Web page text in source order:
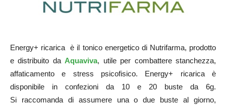
Energy+ ricarica è il tonico energetico di Nutrifarma, prodotto
e distribuito daAquaviva, utile per combattere stanchezza,
affaticamento e stress psicofisico. Energy+ ricarica è
disponibile in confezioni da 10 e 20 buste da 6g.
Si raccomanda di assumere una o due buste al giorno,